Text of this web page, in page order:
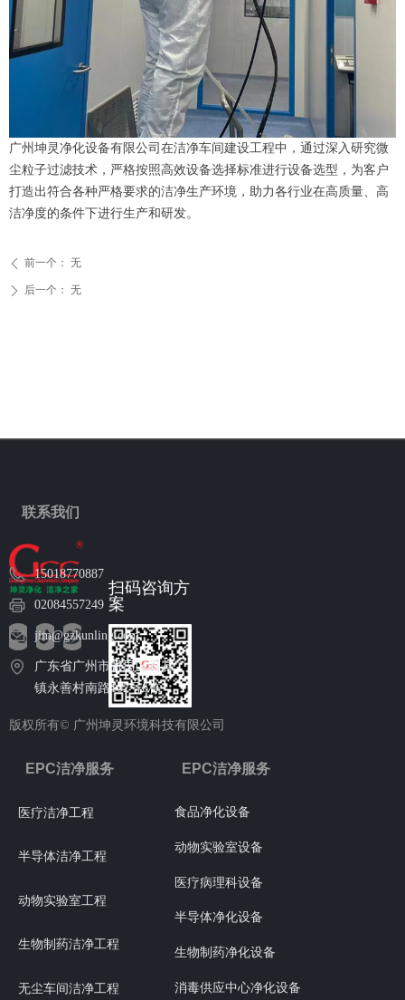
广州坤灵净化设备有限公司在洁净车间建设工程中，通过深入研究微
尘粒子过滤技术，严格按照高效设备选择标准进行设备选型，为客户
打造出符合各种严格要求的洁净生产环境，助力各行业在高质量、高
洁净度的条件下进行生产和研发。
ꄴ 前一个： 无
ꄲ 后一个： 无
版权所有© 广州坤灵环境科技有限公司
扫码咨询方
案
EPC洁净服务
医疗洁净工程
半导体洁净工程
动物实验室工程
生物制药洁净工程
无尘车间洁净工程
食品净化设备
动物实验室设备
医疗病理科设备
半导体净化设备
生物制药净化设备
消毒供应中心净化设备
EPC洁净服务
15018770887
02084557249
jim@gzkunling.com
广东省广州市番禺区石碁
镇永善村南路102号6栋
联系我们